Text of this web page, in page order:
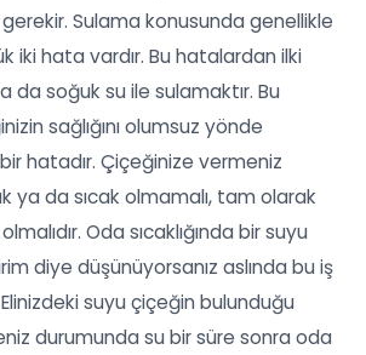
Sulama konusunda genellikle
iki hata vardır. Bu hatalardan ilki
da soğuk su ile sulamaktır. Bu
sağlığını olumsuz yönde
hatadır. Çiçeğinize vermeniz
ya da sıcak olmamalı, tam olarak
Oda sıcaklığında bir suyu
diye düşünüyorsanız aslında bu iş
suyu çiçeğin bulunduğu
durumunda su bir süre sonra oda